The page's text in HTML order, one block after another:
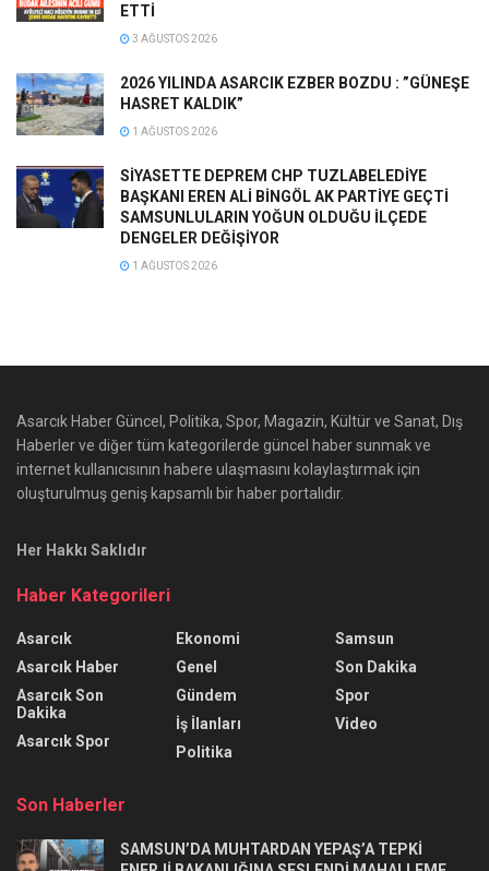
ETTİ
3 AĞUSTOS 2026
2026 YILINDA ASARCIK EZBER BOZDU : ”GÜNEŞE
HASRET KALDIK”
1 AĞUSTOS 2026
SİYASETTE DEPREM CHP TUZLABELEDİYE
BAŞKANI EREN ALİ BİNGÖL AK PARTİYE GEÇTİ
SAMSUNLULARIN YOĞUN OLDUĞU İLÇEDE
DENGELER DEĞİŞİYOR
1 AĞUSTOS 2026
Asarcık Haber Güncel, Politika, Spor, Magazin, Kültür ve Sanat, Dış
Haberler ve diğer tüm kategorilerde güncel haber sunmak ve
internet kullanıcısının habere ulaşmasını kolaylaştırmak için
oluşturulmuş geniş kapsamlı bir haber portalıdır.
Her Hakkı Saklıdır
Haber Kategorileri
Asarcık
Asarcık Haber
Asarcık Son
Dakika
Asarcık Spor
Ekonomi
Genel
Gündem
İş İlanları
Politika
Samsun
Son Dakika
Spor
Video
Son Haberler
SAMSUN’DA MUHTARDAN YEPAŞ’A TEPKİ